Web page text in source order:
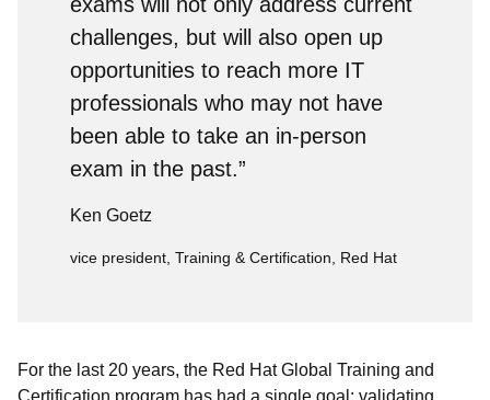
challenges, but will also open up
opportunities to reach more IT
professionals who may not have
been able to take an in-person
exam in the past.”
Ken Goetz
vice president, Training & Certification, Red Hat
For the last 20 years, the Red Hat Global Training and
Certification program has had a single goal: validating